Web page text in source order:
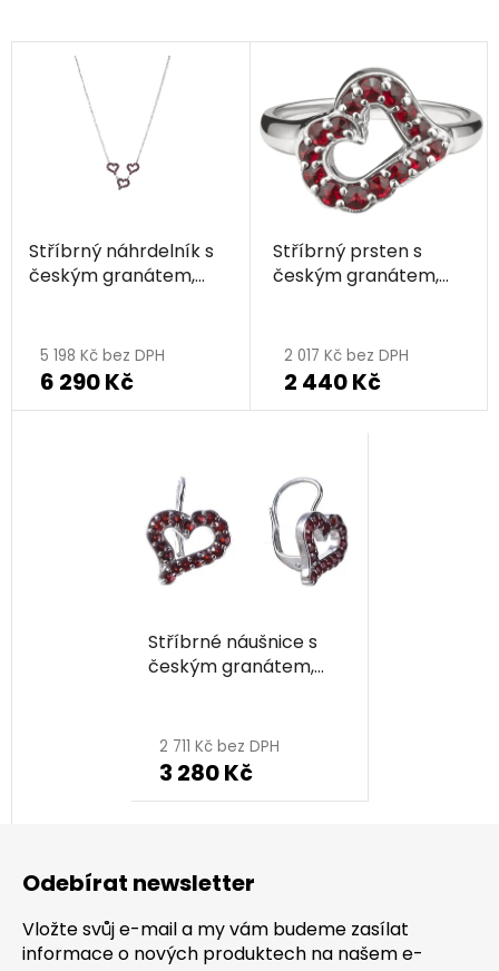
Stříbrný náhrdelník s
českým granátem,
5 198 Kč bez DPH
6 290 Kč
Stříbrný prsten s
českým granátem,
2 017 Kč bez DPH
2 440 Kč
Stříbrné náušnice s
českým granátem,
2 711 Kč bez DPH
3 280 Kč
Odebírat newsletter
Vložte svůj e-mail a my vám budeme zasílat
informace o nových produktech na našem e-